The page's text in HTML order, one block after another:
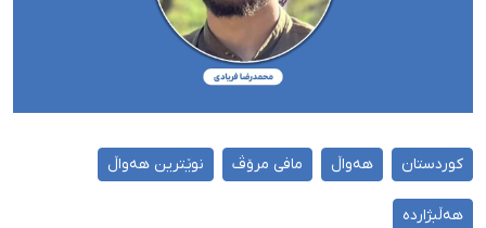
کوردستان هەواڵ مافی مرۆڤ نوێترین هەواڵ
هەڵبژاردە